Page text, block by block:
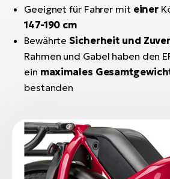
Geeignet für Fahrer mit einer
147-190 cm
BewährteSicherheit und
Rahmen und Gabel haben den
ein maximales
bestanden